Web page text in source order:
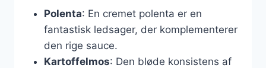
Polenta: En cremet polenta er en
fantastisk ledsager, der komplementerer
den rige sauce.
Kartoffelmos: Den bløde konsistens af